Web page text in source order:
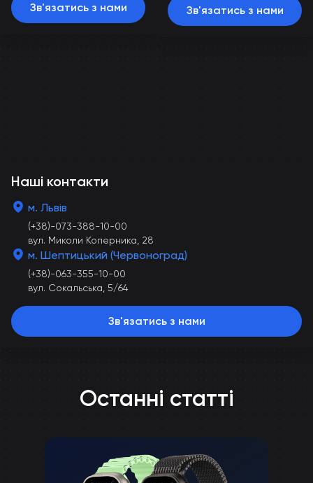
Зв'язатись з нами Зв'язатись з нами
Наші контакти
м. Львів
(+38)-073-388-10-00
вул. Миколи Коперника, 28
м. Шептицький (Червоноград)
(+38)-063-355-10-00
вул. Сокальська, 5/64
Зв'язатись з нами
Останні статті